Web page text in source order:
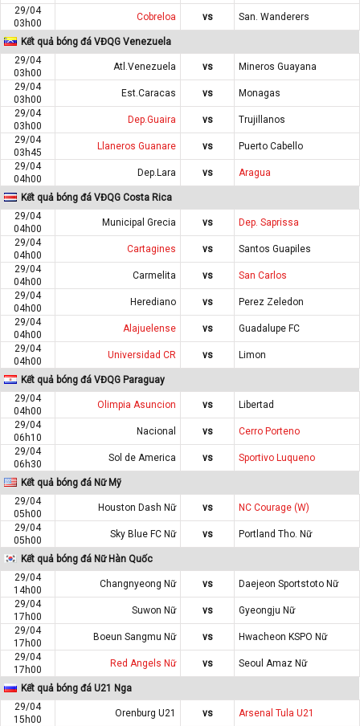
29/04
03h00
Cobreloa vs San. Wanderers
Kết quả bóng đá VĐQG Venezuela
29/04
03h00
Atl.Venezuela vs
Mineros Guayana
29/04
03h00
Est.Caracas vs
Monagas
29/04
03h00
Dep.Guaira vs
Trujillanos
29/04
03h45
Llaneros Guanare vs
Puerto Cabello
29/04
04h00
Dep.Lara vs Aragua
Kết quả bóng đá VĐQG Costa Rica
29/04
04h00
Municipal Grecia vs
Dep. Saprissa
29/04
04h00
Cartagines vs
Santos Guapiles
29/04
04h00
Carmelita vs
San Carlos
29/04
04h00
Herediano vs
Perez Zeledon
29/04
04h00
Alajuelense vs
Guadalupe FC
29/04
04h00
Universidad CR vs Limon
Kết quả bóng đá VĐQG Paraguay
29/04
04h00
Olimpia Asuncion vs
Libertad
29/04
06h10
Nacional vs
Cerro Porteno
29/04
06h30
Sol de America vs Sportivo Luqueno
Kết quả bóng đá Nữ Mỹ
29/04
05h00
Houston Dash Nữ vs
NC Courage (W)
29/04
05h00
Sky Blue FC Nữ vs Portland Tho. Nữ
Kết quả bóng đá Nữ Hàn Quốc
29/04
14h00
Changnyeong Nữ vs
Daejeon Sportstoto Nữ
29/04
17h00
Suwon Nữ vs
Gyeongju Nữ
29/04
17h00
Boeun Sangmu Nữ vs
Hwacheon KSPO Nữ
29/04
17h00
Red Angels Nữ vs Seoul Amaz Nữ
Kết quả bóng đá U21 Nga
29/04
15h00
Orenburg U21 vs
Arsenal Tula U21